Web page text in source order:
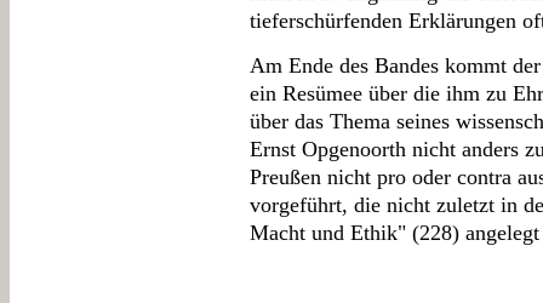
tieferschürfenden Erklärungen
Am Ende des Bandes kommt
ein Resümee über die ihm zu
über das Thema seines
Ernst Opgenoorth nicht anders
Preußen nicht pro oder contra
vorgeführt, die nicht zuletzt in
Macht und Ethik" (228)